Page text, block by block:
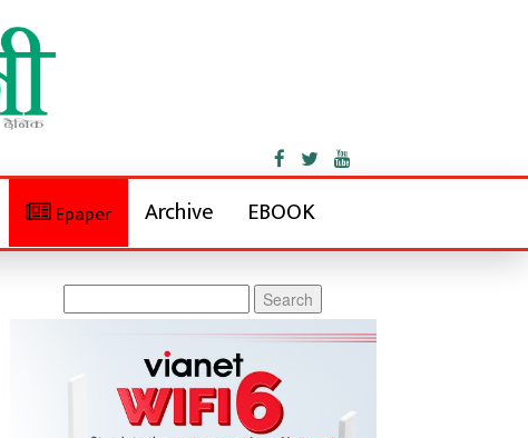
Epaper Archive EBOOK
for: